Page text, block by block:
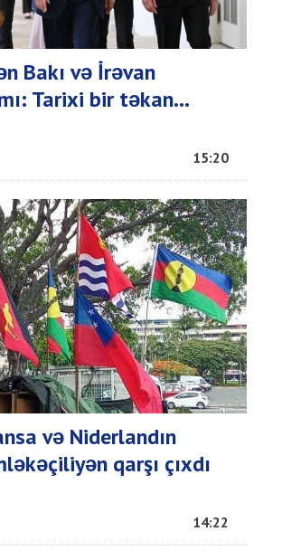
Bakı və İrəvan
Tarixi bir təkan...
15:20
və Niderlandın
qarşı çıxdı
14:22